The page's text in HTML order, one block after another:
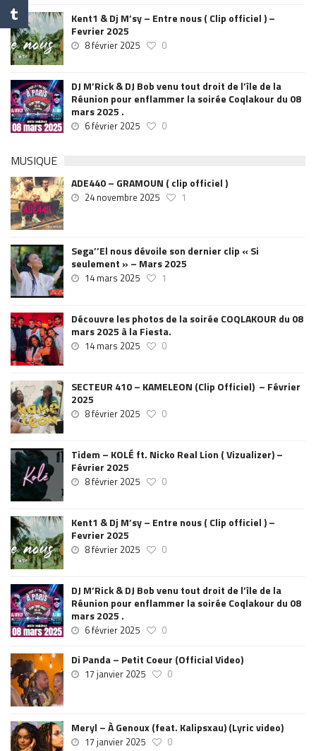
Kent1 & Dj M’sy – Entre nous ( Clip officiel ) –
Fevrier 2025
8 février 2025 0
DJ M’Rick & DJ Bob venu tout droit de l’île de la
Réunion pour enflammer la soirée Coqlakour du 08
mars 2025 .
6 février 2025 0
MUSIQUE
ADE440 – GRAMOUN ( clip officiel )
24 novembre 2025 1
Sega’’El nous dévoile son dernier clip « Si
seulement » – Mars 2025
14 mars 2025 1
Découvre les photos de la soirée COQLAKOUR du 08
mars 2025 à la Fiesta.
14 mars 2025 0
SECTEUR 410 – KAMELEON (Clip Officiel) – Février
2025
8 février 2025 0
Tidem – KOLÉ ft. Nicko Real Lion ( Vizualizer) –
Février 2025
8 février 2025 0
Kent1 & Dj M’sy – Entre nous ( Clip officiel ) –
Fevrier 2025
8 février 2025 0
DJ M’Rick & DJ Bob venu tout droit de l’île de la
Réunion pour enflammer la soirée Coqlakour du 08
mars 2025 .
6 février 2025 0
Di Panda – Petit Coeur (Official Video)
17 janvier 2025 0
Meryl – À Genoux (feat. Kalipsxau) (Lyric video)
17 janvier 2025 0